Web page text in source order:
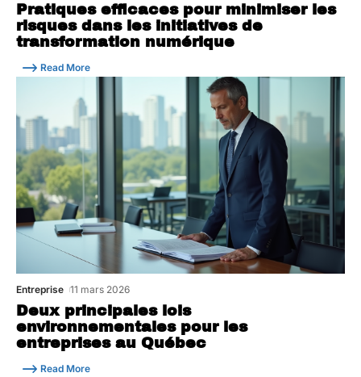
Pratiques efficaces pour minimiser les
risques dans les initiatives de
transformation numérique
Read More
Deux principales lois
environnementales pour les
entreprises au Québec
Entreprise 11 mars 2026
Read More